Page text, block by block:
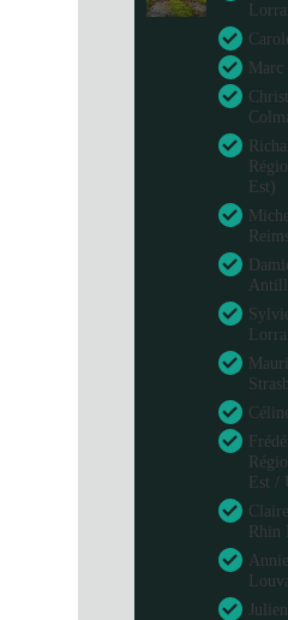
Est)
Est
Rhin